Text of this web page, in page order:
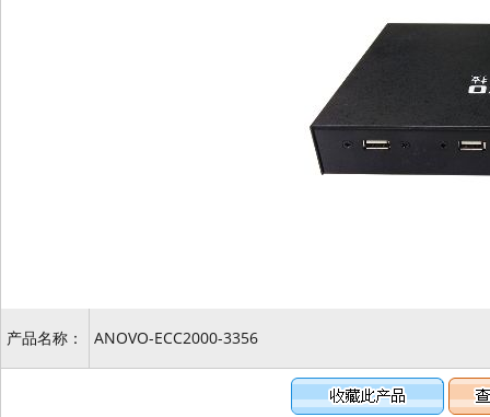
产品名称： ANOVO-ECC2000-3356